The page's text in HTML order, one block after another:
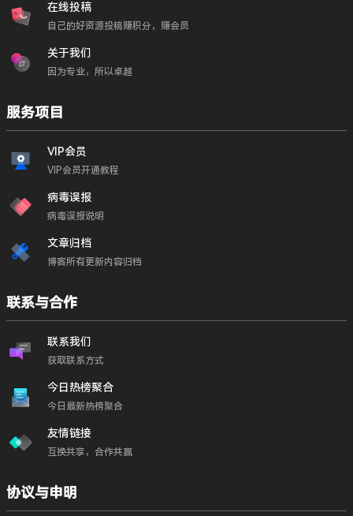
在线投稿
自己的好资源投稿赚积分，赚会员
关于我们
因为专业，所以卓越
服务项目
VIP会员
VIP会员开通教程
病毒误报
病毒误报说明
文章归档
博客所有更新内容归档
联系与合作
联系我们
获取联系方式
今日热榜聚合
今日最新热榜聚合
友情链接
互换共享，合作共赢
协议与申明